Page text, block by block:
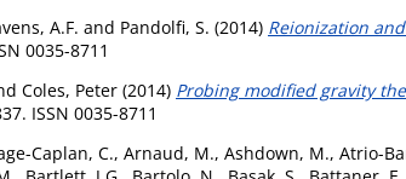
A.F. and Pandolfi, S. (2014) Reionization
0035-8711
Coles, Peter (2014) Probing modified gravity
ISSN 0035-8711
Caplan, C., Arnaud, M., Ashdown, M., Atrio-